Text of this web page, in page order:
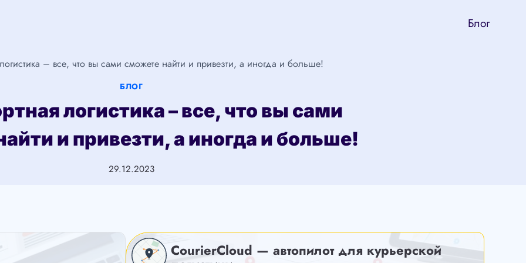
Блог
– все, что вы сами сможете найти и привезти, а иногда и больше!
БЛОГ
логистика – все, что вы сами
и привезти, а иногда и больше!
29.12.2023
CourierCloud — автопилот для курьерской